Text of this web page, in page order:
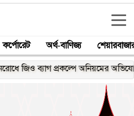
কর্পোরেট অর্থ-বাণিজ্য
ব্যাগ প্রকল্পে অনিয়মের অভিযোগ,